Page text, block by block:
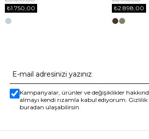
₺1.750,00 ₺2.898,00
Kampanyalar, ürünler ve değişiklikler
almayı kendi rızamla kabul ediyorum. Gizlilik
buradan ulaşabilirsin